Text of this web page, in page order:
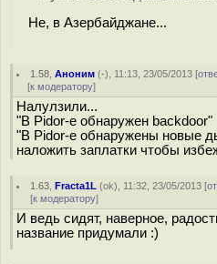
Не, в Азербайджане...
1.58 ,Аноним (-), 11:13, 23/05/2013 [
[к модератору]
Налулзили...
"В Pidor-е обнаружен backdoor"
"В Pidor-е обнаружены новые
наложить заплатки чтобы
1.63 ,Fracta1L (ok), 11:32, 23/05/2013 [
[к модератору]
И ведь сидят, наверное,
название придумали :)